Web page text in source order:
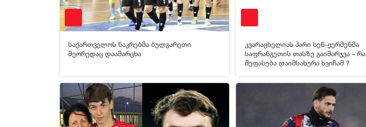
[xfgiven_video2] [/xfgiven_video2]
საქართველოს ნაკრებმა ბულგარეთი
მეორედაც დაამარცხა
კვარაცხელიას პარი სენ-ჟერმენმა
საფრანგეთის თასზე გაიმარჯვა – რა
შეფასება დაიმსახურა ხვიჩამ ?